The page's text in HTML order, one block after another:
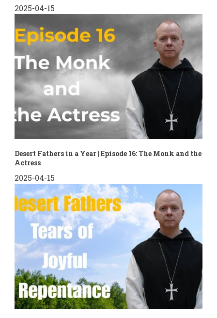
2025-04-15
Desert Fathers in a Year | Episode 16: The Monk and the
Actress
2025-04-15